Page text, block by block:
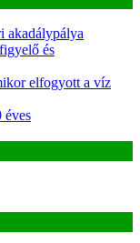
akadálypálya
és
elfogyott a víz
éves